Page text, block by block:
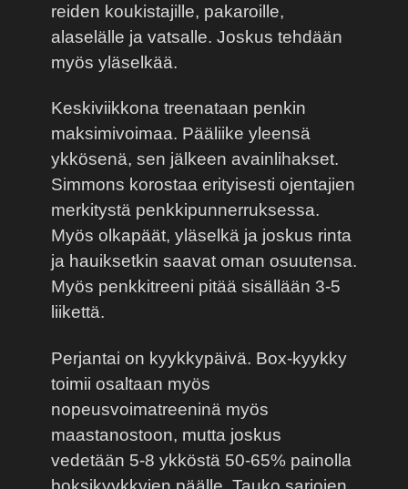
reiden koukistajille, pakaroille,
alaselälle ja vatsalle. Joskus tehdään
myös yläselkää.
Keskiviikkona treenataan penkin
maksimivoimaa. Pääliike yleensä
ykkösenä, sen jälkeen avainlihakset.
Simmons korostaa erityisesti ojentajien
merkitystä penkkipunnerruksessa.
Myös olkapäät, yläselkä ja joskus rinta
ja hauiksetkin saavat oman osuutensa.
Myös penkkitreeni pitää sisällään 3-5
liikettä.
Perjantai on kyykkypäivä. Box-kyykky
toimii osaltaan myös
nopeusvoimatreeninä myös
maastanostoon, mutta joskus
vedetään 5-8 ykköstä 50-65% painolla